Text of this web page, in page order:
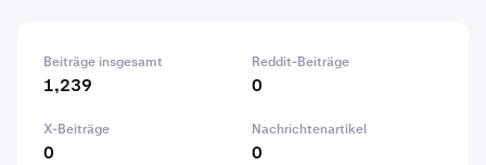
Beiträge insgesamt
1,239
Reddit-Beiträge
0
X-Beiträge
0
Nachrichtenartikel
0